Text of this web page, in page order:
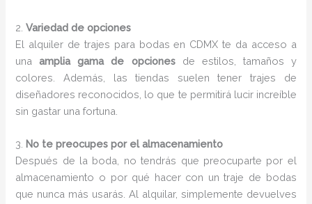
2.Variedad de opciones
El alquiler de trajes para bodas en CDMX te da acceso a
unaamplia gama de opcionesde estilos, tamaños y
colores. Además, las tiendas suelen tener trajes de
diseñadores reconocidos, lo que te permitirá lucir increíble
sin gastar una fortuna.
3. No te preocupes por el almacenamiento
Después de la boda, no tendrás que preocuparte por el
almacenamiento o por qué hacer con un traje de bodas
que nunca más usarás. Al alquilar, simplemente devuelves